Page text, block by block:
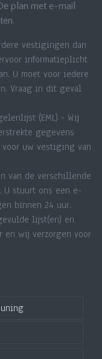
plan met e-mail
vestigingen dan
informatieplicht
U moet voor iedere
Vraag in dit geval
(EML) - Wij
gegevens
uw vestiging van
van de verschillende
U stuurt ons een e-
binnen 24 uur.
lijst(en) en
en wij verzorgen voor